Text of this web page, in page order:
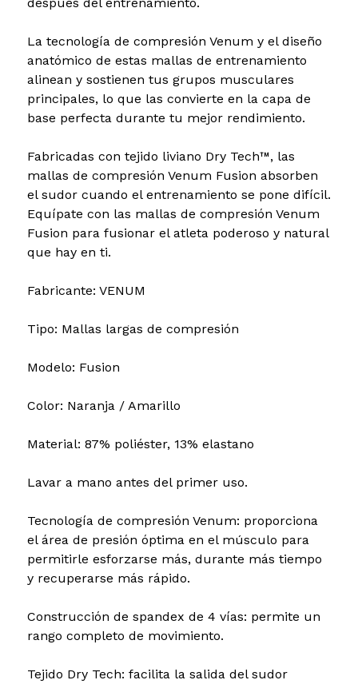
La tecnología de compresión Venum y el diseño
anatómico de estas mallas de entrenamiento
alinean y sostienen tus grupos musculares
principales, lo que las convierte en la capa de
base perfecta durante tu mejor rendimiento.
Fabricadas con tejido liviano Dry Tech™, las
mallas de compresión Venum Fusion absorben
el sudor cuando el entrenamiento se pone difícil.
Equípate con las mallas de compresión Venum
Fusion para fusionar el atleta poderoso y natural
que hay en ti.
Fabricante: VENUM
Tipo: Mallas largas de compresión
Modelo: Fusion
Color: Naranja / Amarillo
Material: 87% poliéster, 13% elastano
Lavar a mano antes del primer uso.
Tecnología de compresión Venum: proporciona
el área de presión óptima en el músculo para
permitirle esforzarse más, durante más tiempo
y recuperarse más rápido.
Construcción de spandex de 4 vías: permite un
rango completo de movimiento.
Tejido Dry Tech: facilita la salida del sudor